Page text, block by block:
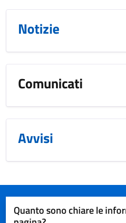
Notizie
Comunicati
Avvisi
Quanto sono chiare le